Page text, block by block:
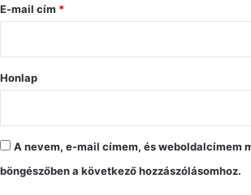
s
E-mail cím *
Honlap
A nevem, e-mail címem, és weboldalcímem
böngészőben a következő hozzászólásomhoz.